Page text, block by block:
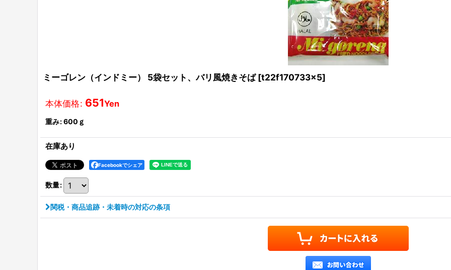
ミーゴレン（インドミー） 5袋セット、バリ風焼きそば [t22f170733x5]
本体価格: 651Yen
重み:600ｇ
在庫あり
Facebookでシェア
数量:
関税・商品追跡・未着時の対応の条項